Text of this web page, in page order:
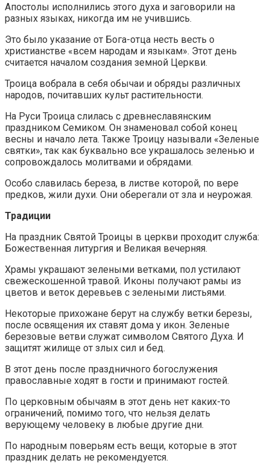
Апостолы исполнились этого духа и заговорили на
разных языках, никогда им не учившись.
Это было указание от Бога-отца несть весть о
христианстве «всем народам и языкам». Этот день
считается началом создания земной Церкви.
Троица вобрала в себя обычаи и обряды различных
народов, почитавших культ растительности.
На Руси Троица слилась с древнеславянским
праздником Семиком. Он знаменовал собой конец
весны и начало лета. Также Троицу называли «Зеленые
святки», так как буквально все украшалось зеленью и
сопровождалось молитвами и обрядами.
Особо славилась береза, в листве которой, по вере
предков, жили духи. Они оберегали от зла и неурожая.
Традиции
На праздник Святой Троицы в церкви проходит служба:
Божественная литургия и Великая вечерняя.
Храмы украшают зелеными ветками, пол устилают
свежескошенной травой. Иконы получают рамы из
цветов и веток деревьев с зелеными листьями.
Некоторые прихожане берут на службу ветки березы,
после освящения их ставят дома у икон. Зеленые
березовые ветви служат символом Святого Духа. И
защитят жилище от злых сил и бед.
В этот день после праздничного богослужения
православные ходят в гости и принимают гостей.
По церковным обычаям в этот день нет каких-то
ограничений, помимо того, что нельзя делать
верующему человеку в любые другие дни.
По народным поверьям есть вещи, которые в этот
праздник делать не рекомендуется.